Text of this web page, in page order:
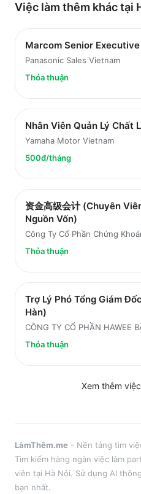
Việc làm thêm khác tại
Marcom Senior Executive
Panasonic Sales Vietnam
Thỏa thuận
Nhân Viên Quản Lý Chất
Yamaha Motor Vietnam
500đ/tháng
资金高级会计 (Chuyên
Nguồn Vốn)
Công Ty Cổ Phần Chứng
Thỏa thuận
Trợ Lý Phó Tổng Giám
Hàn)
CÔNG TY CỔ PHẦN HAWEE
Thỏa thuận
Xem thêm
LàmThêm.me - Nền tảng tìm
Tìm kiếm hàng ngàn việc làm
viên tại Hà Nội. Sử dụng AI
bạn nhất.